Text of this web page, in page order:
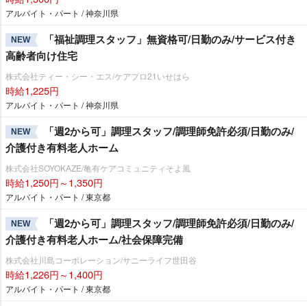
アルバイト・パート / 神奈川県
NEW
「福祉調理スタッフ」無資格可/日勤のみ/サービス付き
高齢者向け住宅
株式会社ティー・シー・エス/ケアプロ21いせはら
時給1,225円
アルバイト・パート / 神奈川県
NEW
「週2から可」調理スタッフ/調理師免許必須/日勤のみ/
介護付き有料老人ホーム
株式会社SOYOKAZE/亀有ケアコミュニティそよ風
時給1,250円～1,350円
アルバイト・パート / 東京都
NEW
「週2から可」調理スタッフ/調理師免許必須/日勤のみ/
介護付き有料老人ホーム/社会保障完備
株式会社川島コーポレーション/サニーライフ世田谷
時給1,226円～1,400円
アルバイト・パート / 東京都